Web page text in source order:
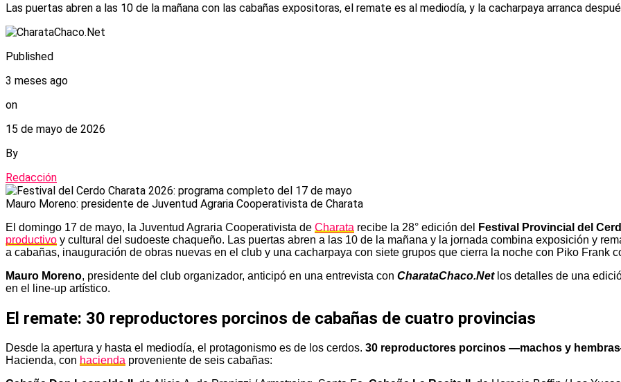
Las puertas abren a las 10 de la mañana con las cabañas expositoras, el remate es al mediodía, y la cacharpaya arranca
Published
3 meses ago
on
15 de mayo de 2026
By
Redacción
Mauro Moreno: presidente de Juventud Agraria Cooperativista de Charata
El domingo 17 de mayo, la Juventud Agraria Cooperativista de Charata recibe la 28° edición del Festival Provincial del
productivo y cultural del sudoeste chaqueño. Las puertas abren a las 10 de la mañana y la jornada combina exposición y
a cabañas, inauguración de obras nuevas en el club y una cacharpaya con siete grupos que cierra la noche con Piko Frank
Mauro Moreno, presidente del club organizador, anticipó en una entrevista con CharataChaco.Netlos detalles de una
en el line-up artístico.
El remate: 30 reproductores porcinos de cabañas de cuatro provincias
Desde la apertura y hasta el mediodía, el protagonismo es de los cerdos. 30 reproductores porcinos —machos y
Hacienda, con hacienda proveniente de seis cabañas: